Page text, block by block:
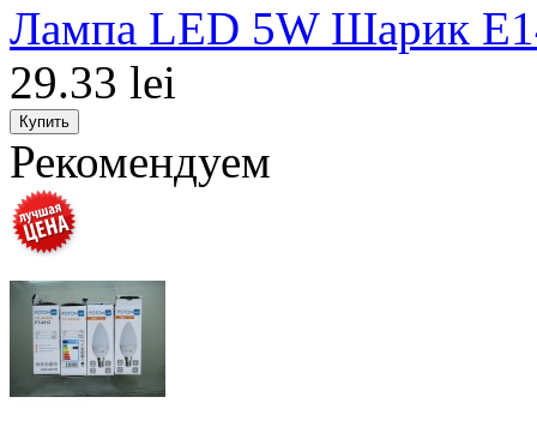
Лампа LED 5W Шарик
29.33 lei
Рекомендуем